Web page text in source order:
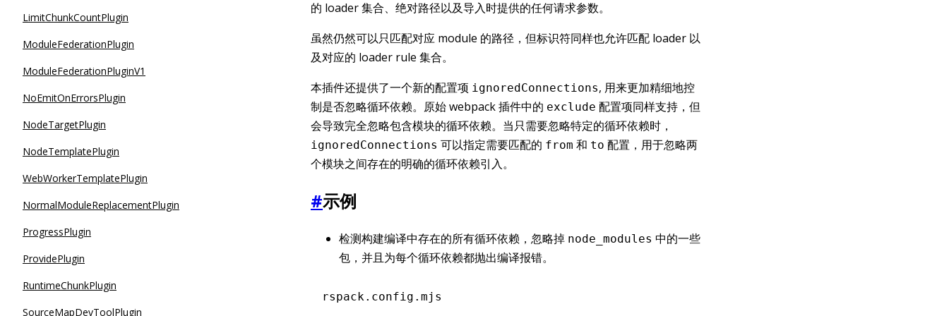
LimitChunkCountPlugin
ModuleFederationPlugin
ModuleFederationPluginV1
NoEmitOnErrorsPlugin
NodeTargetPlugin
NodeTemplatePlugin
WebWorkerTemplatePlugin
NormalModuleReplacementPlugin
ProgressPlugin
ProvidePlugin
RuntimeChunkPlugin
SourceMapDevToolPlugin
的 loader 集合、绝对路径以及导入时提供的任何请求参数。
虽然仍然可以只匹配对应 module 的路径，但标识符同样也允许匹配 loader 以
及对应的 loader rule 集合。
本插件还提供了一个新的配置项 ignoredConnections, 用来更加精细地控
制是否忽略循环依赖。原始 webpack 插件中的 exclude 配置项同样支持，但
会导致完全忽略包含模块的循环依赖。当只需要忽略特定的循环依赖时，
ignoredConnections 可以指定需要匹配的 from 和 to 配置，用于忽略两
个模块之间存在的明确的循环依赖引入。
#示例
检测构建编译中存在的所有循环依赖，忽略掉 node_modules 中的一些
包，并且为每个循环依赖都抛出编译报错。
rspack.config.mjs